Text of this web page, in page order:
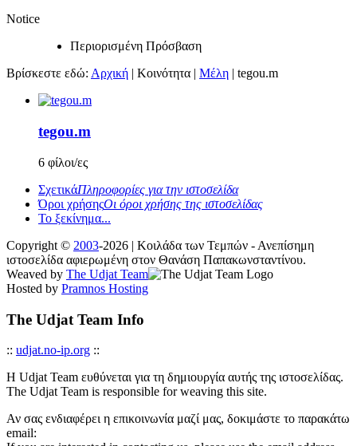
Notice
Περιορισμένη Πρόσβαση
Βρίσκεστε εδώ: Αρχική | Κοινότητα | Μέλη | tegou.m
tegou.m
6 φίλοι/ες
ΣχετικάΠληροφορίες για την ιστοσελίδα
Όροι χρήσηςΟι όροι χρήσης της ιστοσελίδας
Το ξεκίνημα...
Copyright © 2003-2026 | Κοιλάδα των Τεμπών - Ανεπίσημη
ιστοσελίδα αφιερωμένη στον Θανάση Παπακωνσταντίνου.
Weaved by The Udjat Team
Hosted by Pramnos Hosting
The Udjat Team Info
:: udjat.no-ip.org ::
Η Udjat Team ευθύνεται για τη δημιουργία αυτής της ιστοσελίδας.
The Udjat Team is responsible for weaving this site.
Αν σας ενδιαφέρει η επικοινωνία μαζί μας, δοκιμάστε το παρακάτω
email: